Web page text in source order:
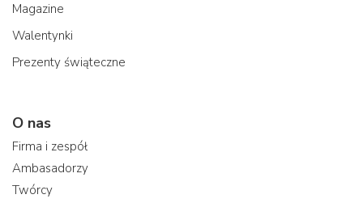
Magazine
Walentynki
Prezenty świąteczne
O nas
Firma i zespół
Ambasadorzy
Twórcy